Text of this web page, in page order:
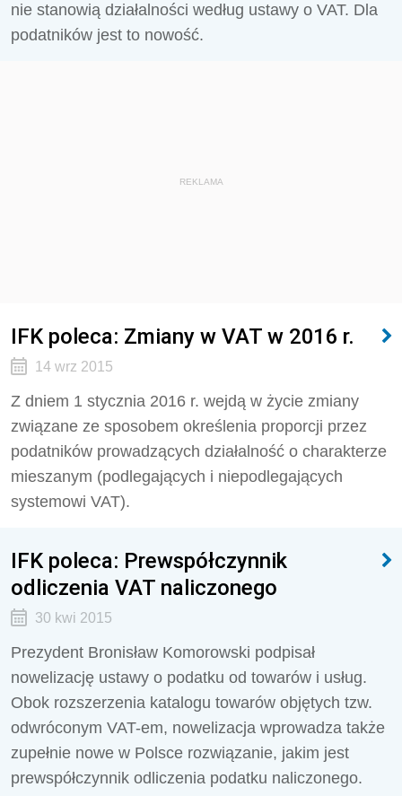
nie stanowią działalności według ustawy o VAT. Dla
podatników jest to nowość.
REKLAMA
IFK poleca: Zmiany w VAT w 2016 r.
14 wrz 2015
Z dniem 1 stycznia 2016 r. wejdą w życie zmiany
związane ze sposobem określenia proporcji przez
podatników prowadzących działalność o charakterze
mieszanym (podlegających i niepodlegających
systemowi VAT).
IFK poleca: Prewspółczynnik
odliczenia VAT naliczonego
30 kwi 2015
Prezydent Bronisław Komorowski podpisał
nowelizację ustawy o podatku od towarów i usług.
Obok rozszerzenia katalogu towarów objętych tzw.
odwróconym VAT-em, nowelizacja wprowadza także
zupełnie nowe w Polsce rozwiązanie, jakim jest
prewspółczynnik odliczenia podatku naliczonego.